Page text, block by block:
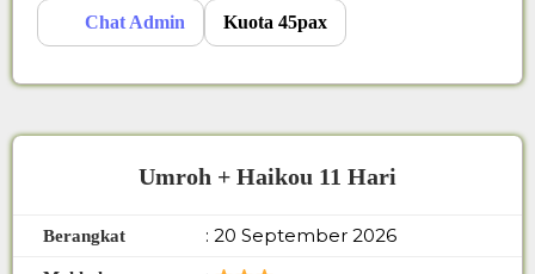
Chat Admin Kuota 45pax
Umroh + Haikou 11 Hari
Berangkat : 20 September 2026